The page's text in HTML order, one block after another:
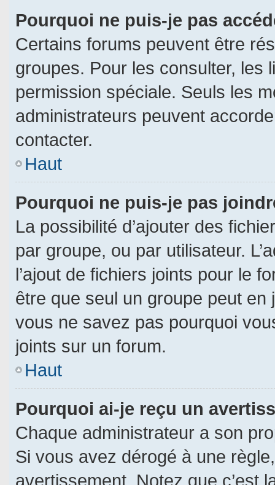
Pourquoi ne puis-je pas
Certains forums peuvent être
groupes. Pour les consulter, les
permission spéciale. Seuls les
administrateurs peuvent
contacter.
Haut
Pourquoi ne puis-je pas
La possibilité d’ajouter des
par groupe, ou par utilisateur.
l’ajout de fichiers joints pour le
être que seul un groupe peut en
vous ne savez pas pourquoi
joints sur un forum.
Haut
Pourquoi ai-je reçu un
Chaque administrateur a son
Si vous avez dérogé à une
avertissement. Notez que c’est